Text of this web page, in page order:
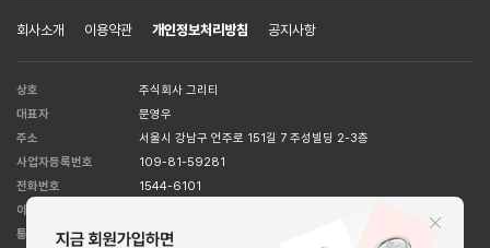
회사소개 이용약관 개인정보처리방침 공지사항
상호
주식회사 그리티
대표자
문영우
주소
서울시 강남구 언주로 151길 7 주성빌딩 2-3층
사업자등록번호
109-81-59281
전화번호
1544-6101
이메일 주소
통신판매업
강남5526호